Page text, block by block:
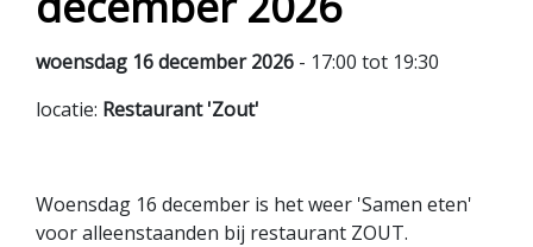
woensdag 16 december 2026 - 17:00 tot 19:30
locatie: Restaurant 'Zout'
Woensdag 16 december is het weer 'Samen eten'
voor alleenstaanden bij restaurant ZOUT.